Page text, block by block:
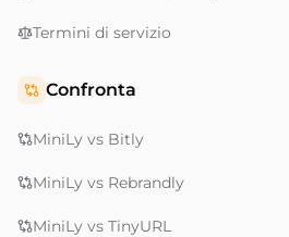
Termini di servizio
Confronta
MiniLy vs Bitly
MiniLy vs Rebrandly
MiniLy vs TinyURL